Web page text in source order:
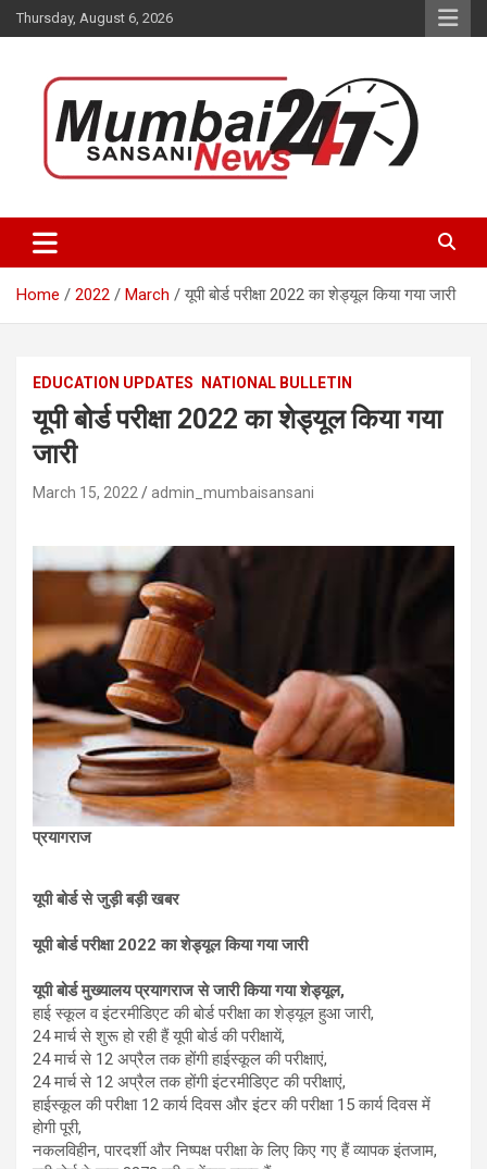
Skip
to
Thursday, August 6, 2026
Mumbai Sansani
time updates on recent news around the World.
Home 2022 March यूपी बोर्ड परीक्षा 2022 का शेड्यूल किया गया जारी
EDUCATION UPDATES NATIONAL BULLETIN
यूपी बोर्ड परीक्षा 2022 का शेड्यूल किया गया
जारी
March 15, 2022 admin_mumbaisansani
प्रयागराज
यूपी बोर्ड से जुड़ी बड़ी खबर
यूपी बोर्ड परीक्षा 2022 का शेड्यूल किया गया जारी
यूपी बोर्ड मुख्यालय प्रयागराज से जारी किया गया शेड्यूल,
हाई स्कूल व इंटरमीडिएट की बोर्ड परीक्षा का शेड्यूल हुआ जारी,
24 मार्च से शुरू हो रही हैं यूपी बोर्ड की परीक्षायें,
24 मार्च से 12 अप्रैल तक होंगी हाईस्कूल की परीक्षाएं,
24 मार्च से 12 अप्रैल तक होंगी इंटरमीडिएट की परीक्षाएं,
हाईस्कूल की परीक्षा 12 कार्य दिवस और इंटर की परीक्षा 15 कार्य दिवस में
होगी पूरी,
नकलविहीन, पारदर्शी और निष्पक्ष परीक्षा के लिए किए गए हैं व्यापक इंतजाम,